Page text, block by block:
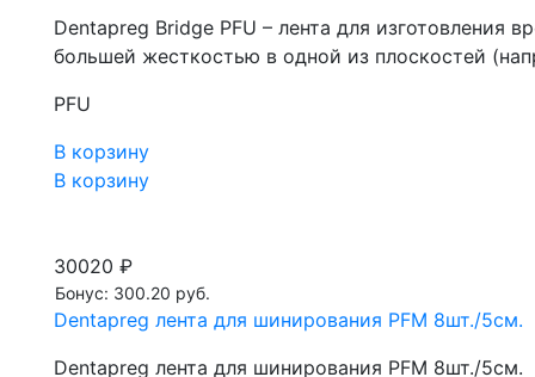
Dentapreg Bridge PFU – лента для изготовления
большей жесткостью в одной из плоскостей
PFU
В корзину
В корзину
30020 ₽
Бонус: 300.20 руб.
Dentapreg лента для шинирования PFM 8шт./5см.
Dentapreg лента для шинирования PFM 8шт./5см.